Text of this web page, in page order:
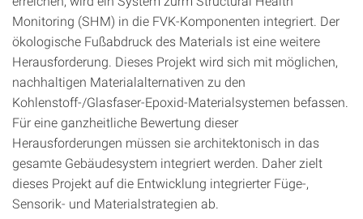
Monitoring (SHM) in die FVK-Komponenten integriert. Der
ökologische Fußabdruck des Materials ist eine weitere
Herausforderung. Dieses Projekt wird sich mit möglichen,
nachhaltigen Materialalternativen zu den
Kohlenstoff-/Glasfaser-Epoxid-Materialsystemen befassen.
Für eine ganzheitliche Bewertung dieser
Herausforderungen müssen sie architektonisch in das
gesamte Gebäudesystem integriert werden. Daher zielt
dieses Projekt auf die Entwicklung integrierter Füge-,
Sensorik- und Materialstrategien ab.